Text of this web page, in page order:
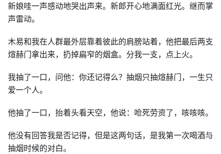
新娘哇一声感动地哭出声来。新郎开心地满面红光。继而掌
声雷动。
木易和我在人群最外层靠着彼此的肩膀站着，他把最后两支
煊赫门拿出来，扔掉扁窄的烟盒。分我一支，点上火。
我抽了一口，问他：你还记得么？抽烟只抽煊赫门，一生只
爱一个人。
他抽了一口，抬着头看天空，他说：呛死劳资了，咳咳咳。
他没有回答我是否记得，但是这两句话，是我第一次喝酒与
抽烟时候的对白。